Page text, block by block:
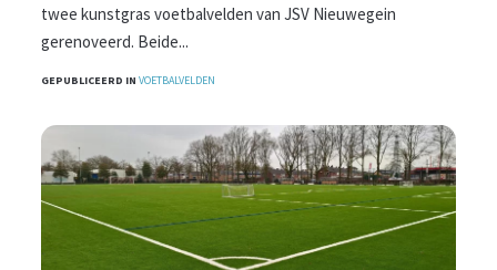
twee kunstgras voetbalvelden van JSV Nieuwegein
gerenoveerd. Beide...
GEPUBLICEERD IN VOETBALVELDEN